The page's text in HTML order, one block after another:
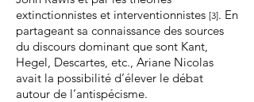
extinctionnistes et interventionnistes [3]. En
partageant sa connaissance des sources
du discours dominant que sont Kant,
Hegel, Descartes, etc., Ariane Nicolas
avait la possibilité d’élever le débat
autour de l’antispécisme.